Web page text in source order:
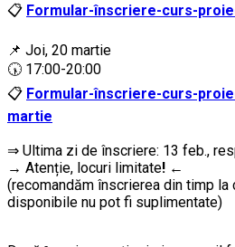
📋 Formular-înscriere-curs-
📌 Joi, 20 martie
🕠 17:00-20:00
📋 Formular-înscriere-curs-
martie
⇒ Ultima zi de înscriere: 13 feb.,
→ Atenție, locuri limitate! ←
(recomandăm înscrierea din timp la
disponibile nu pot fi suplimentate)